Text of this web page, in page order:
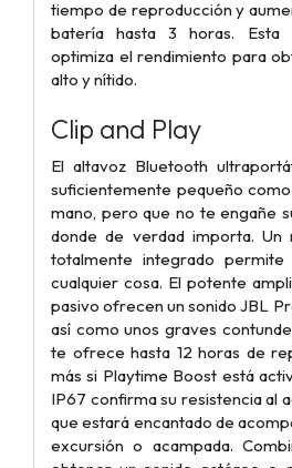
tiempo de reproducción y
batería hasta 3 horas. Esta
optimiza el rendimiento para
alto y nítido.
Clip and Play
El altavoz Bluetooth
suficientemente pequeño
mano, pero que no te engañe
donde de verdad importa. Un
totalmente integrado
cualquier cosa. El potente
pasivo ofrecen un sonido JBL
así como unos graves
te ofrece hasta 12 horas de
más si Playtime Boost está
IP67 confirma su resistencia al
que estará encantado de
excursión o acampada.